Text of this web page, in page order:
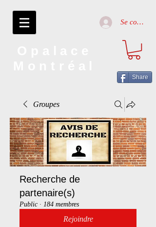
Se connecter
Share
Groupes
Recherche de
partenaire(s)
Public · 184 membres
Rejoindre